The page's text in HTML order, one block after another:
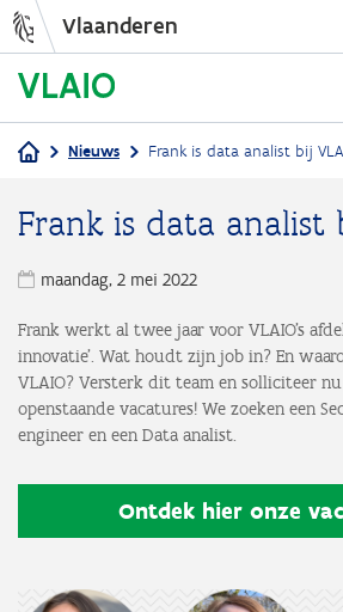
inhoud
Vlaanderen
Nieuws Frank is data analist bij
Frank is data analist
maandag, 2 mei 2022
Frank werkt al twee jaar voor VLAIO's
innovatie'. Wat houdt zijn job in? En
VLAIO? Versterk dit team en solliciteer
openstaande vacatures! We zoeken een
engineer en een Data analist.
Ontdek hier onze